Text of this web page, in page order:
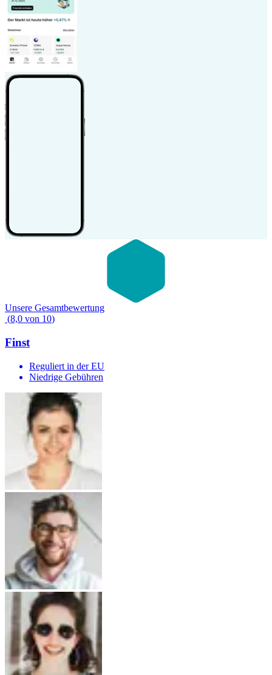
Unsere Gesamtbewertung
(8,0 von 10)
Finst
Reguliert in der EU
Niedrige Gebühren